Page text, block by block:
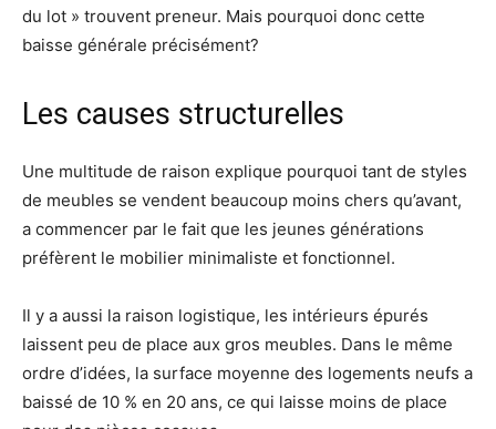
du lot » trouvent preneur. Mais pourquoi donc cette
baisse générale précisément?
Les causes structurelles
Une multitude de raison explique pourquoi tant de styles
de meubles se vendent beaucoup moins chers qu’avant,
a commencer par le fait que les jeunes générations
préfèrent le mobilier minimaliste et fonctionnel.
Il y a aussi la raison logistique, les intérieurs épurés
laissent peu de place aux gros meubles. Dans le même
ordre d’idées, la surface moyenne des logements neufs a
baissé de 10 % en 20 ans, ce qui laisse moins de place